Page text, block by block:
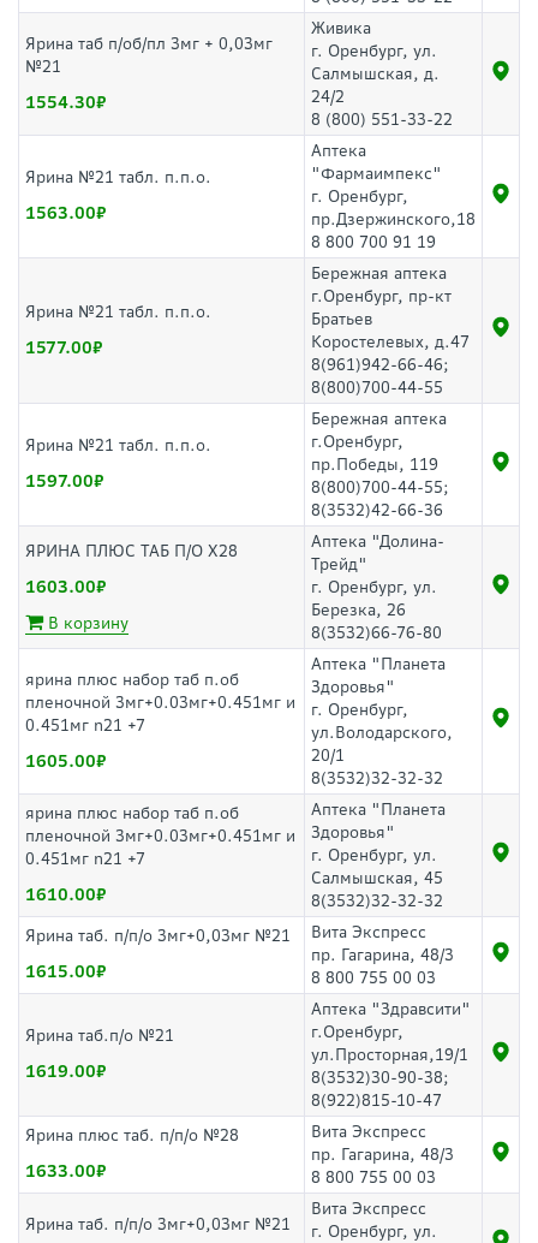
Ярина таб п/об/пл 3мг + 0,03мг
№21
1554.30
Живика
г. Оренбург, ул.
Салмышская, д.
24/2
8 (800) 551-33-22
Ярина №21 табл. п.п.о.
1563.00
Аптека
"Фармаимпекс"
г. Оренбург,
пр.Дзержинского,18
8 800 700 91 19
Ярина №21 табл. п.п.о.
1577.00
Бережная аптека
г.Оренбург, пр-кт
Братьев
Коростелевых, д.47
8(961)942-66-46;
8(800)700-44-55
Ярина №21 табл. п.п.о.
1597.00
Бережная аптека
г.Оренбург,
пр.Победы, 119
8(800)700-44-55;
8(3532)42-66-36
ЯРИНА ПЛЮС ТАБ П/О Х28
1603.00
В корзину
Аптека "Долина-
Трейд"
г. Оренбург, ул.
Березка, 26
8(3532)66-76-80
ярина плюс набор таб п.об
пленочной 3мг+0.03мг+0.451мг и
0.451мг n21 +7
1605.00
Аптека "Планета
Здоровья"
г. Оренбург,
ул.Володарского,
20/1
8(3532)32-32-32
ярина плюс набор таб п.об
пленочной 3мг+0.03мг+0.451мг и
0.451мг n21 +7
1610.00
Аптека "Планета
Здоровья"
г. Оренбург, ул.
Салмышская, 45
8(3532)32-32-32
Ярина таб. п/п/о 3мг+0,03мг №21
1615.00
Вита Экспресс
пр. Гагарина, 48/3
8 800 755 00 03
Ярина таб.п/о №21
1619.00
Аптека "Здравсити"
г.Оренбург,
ул.Просторная,19/1
8(3532)30-90-38;
8(922)815-10-47
Ярина плюс таб. п/п/о №28
1633.00
Вита Экспресс
пр. Гагарина, 48/3
8 800 755 00 03
Ярина таб. п/п/о 3мг+0,03мг №21
Вита Экспресс
г. Оренбург, ул.